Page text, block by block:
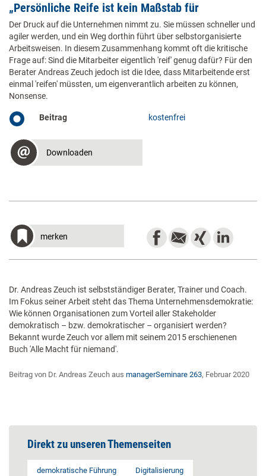
„Persönliche Reife ist kein Maßstab für
Selbstorganisationskompetenz“
Der Druck auf die Unternehmen nimmt zu. Sie müssen schneller und
agiler werden, und ein Weg dorthin führt über selbstorganisierte
Arbeitsweisen. In diesem Zusammenhang kommt oft die kritische
Frage auf: Sind die Mitarbeiter eigentlich 'reif' genug dafür? Für den
Berater Andreas Zeuch jedoch ist die Idee, dass Mitarbeitende erst
einmal 'reifen' müssten, um eigenverantlich arbeiten zu können,
Nonsense.
Beitrag kostenfrei
Downloaden
merken
Dr. Andreas Zeuch ist selbstständiger Berater, Trainer und Coach.
Im Fokus seiner Arbeit steht das Thema Unternehmensdemokratie:
Wie können Organisationen zum Vorteil aller Stakeholder
demokratisch – bzw. demokratischer – organisiert werden?
Bekannt wurde Zeuch vor allem mit seinem 2015 erschienenen
Buch 'Alle Macht für niemand'.
Beitrag von Dr. Andreas Zeuch aus managerSeminare 263, Februar 2020
Direkt zu unseren Themenseiten
demokratische Führung Digitalisierung